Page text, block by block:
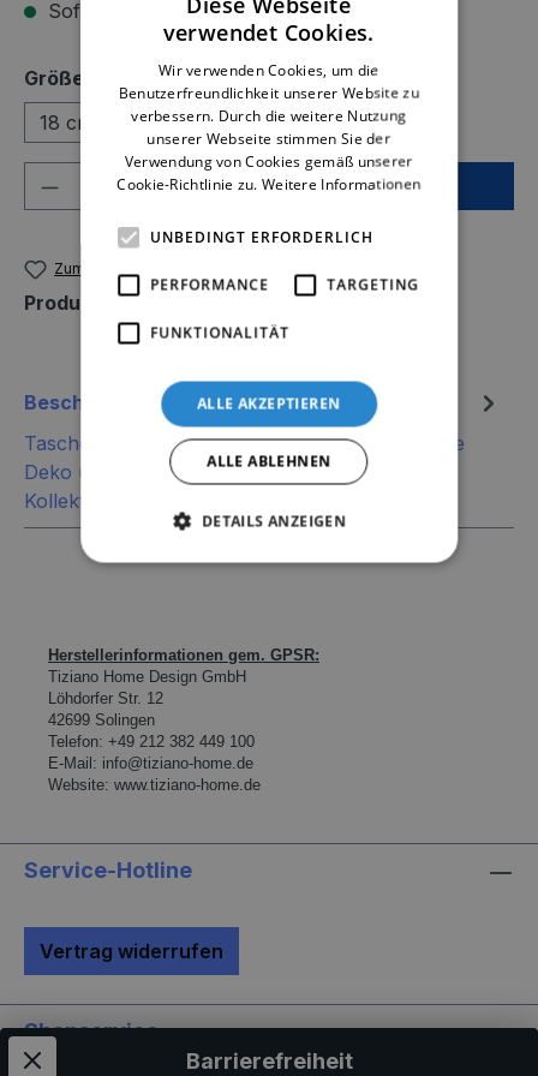
Sofort verfügbar, Lieferzeit: 2-5 Tage
Größe auswählen
18 cm
24 cm
Produkt Anzahl: Gib den
In den Warenkorb
Zum Merkzettel hinzufügen
Produktnummer:
Beschreibung
Tasche Cesta creme.Größe: 18 cm / 24 cm.ohne
Deko und Floristik Die stilvollen und exklusiven
Kollektionen von Tiziano beste…
Herstellerinformationen gem. GPSR:
Tiziano Home Design GmbH
öhdorfer Str. 12
42699 Solingen
Telefon: +49 212 382 449 100
E-Mail: info@tiziano-home.de
Website: www.tiziano-home.de
Service-Hotline
Vertrag widerrufen
Shopservice
Barrierefreiheit
verwendet Cookies.
Wir verwenden Cookies, um die
Benutzerfreundlichkeit unserer Website zu
verbessern. Durch die weitere Nutzung
unserer Webseite stimmen Sie der
Verwendung von Cookies gemäß unserer
Cookie-Richtlinie zu.Weitere Informationen
UNBEDINGT ERFORDERLICH
PERFORMANCE TARGETING
FUNKTIONALITÄT
ALLE AKZEPTIEREN
ALLE ABLEHNEN
DETAILS ANZEIGEN